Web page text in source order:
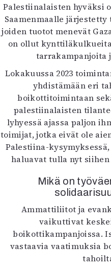
Palestiinalaisten hyväksi
Saamenmaalle
joiden tuotot menevät
on ollut
tarrakampanjoita
Lokakuussa 2023
yhdistämään eri
boikottitoimintaan
palestiinalaisten
lyhyessä ajassa paljon
toimijat, jotka eivät ole
Palestiina-
haluavat tulla nyt siihen
Mikä on
Ammattiliitot ja
vaikuttivat
boikottikampanjoissa.
vastaavia vaatimuksia